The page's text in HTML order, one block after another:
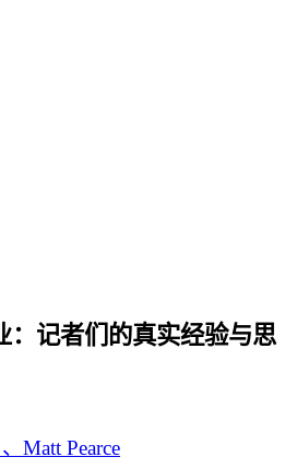
：记者们的真实经验与思
Matt Pearce